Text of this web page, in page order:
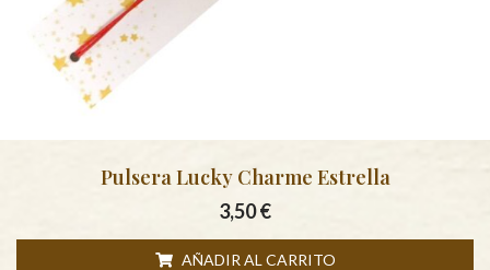
Pulsera Lucky Charme Estrella
3,50€
AÑADIR AL CARRITO